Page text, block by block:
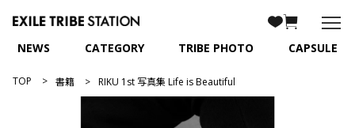
NEWS CATEGORY TRIBE PHOTO CAPSULE
TOP 書籍 RIKU 1st 写真集 Life is Beautiful